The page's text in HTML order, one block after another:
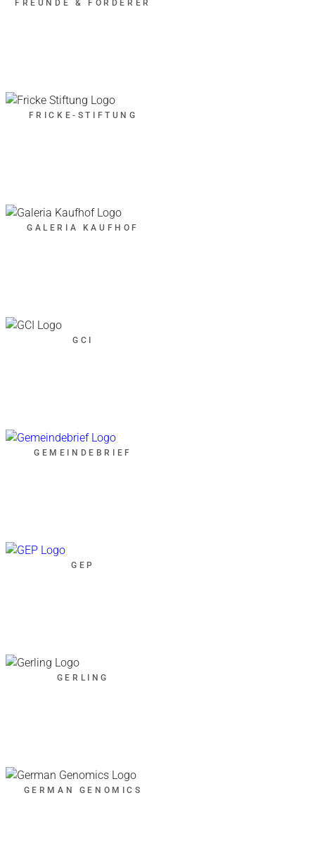
FREUNDE & FÖRDERER
FRICKE-STIFTUNG
GALERIA KAUFHOF
GCI
GEMEINDEBRIEF
GEP
GERLING
GERMAN GENOMICS